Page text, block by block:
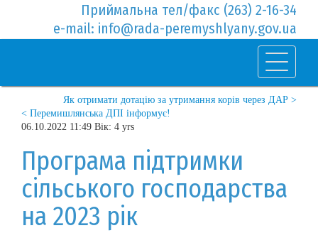
Приймальна тел/факс (263) 2-16-34
e-mail: info@rada-peremyshlyany.gov.ua
Як отримати дотацію за утримання корів через ДАР >
< Перемишлянська ДПІ інформує!
06.10.2022 11:49 Вік: 4 yrs
Програма підтримки
сільського господарства
на 2023 рік